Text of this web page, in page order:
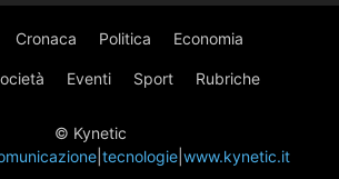
Cronaca Politica Economia
Eventi Sport Rubriche
© Kynetic
tecnologie www.kynetic.it